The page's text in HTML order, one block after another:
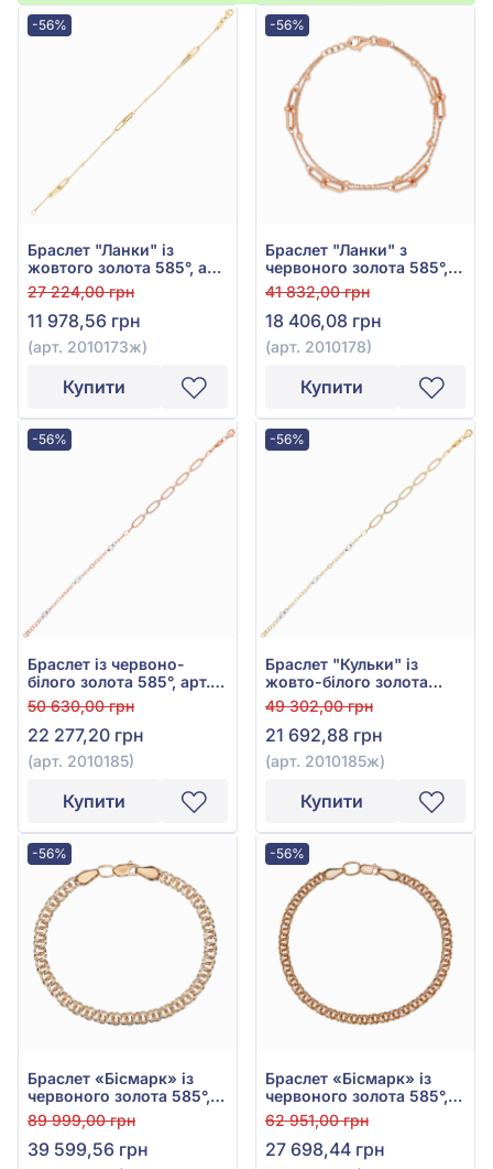
-56%
Браслет "Ланки" із
жовтого золота 585°, арт.
2010173ж
27 224,00 грн
11 978,56 грн
(арт. 2010173ж)
Купити
-56%
Браслет "Ланки" з
червоного золота 585°,
арт. 2010178
41 832,00 грн
18 406,08 грн
(арт. 2010178)
Купити
-56%
Браслет із червоно-
білого золота 585°, арт.
2010185
50 630,00 грн
22 277,20 грн
(арт. 2010185)
Купити
-56%
Браслет "Кульки" із
жовто-білого золота
585°, арт. 2010185ж
49 302,00 грн
21 692,88 грн
(арт. 2010185ж)
Купити
-56%
Браслет «Бісмарк» із
червоного золота 585°,
арт. Б013-4
89 999,00 грн
39 599,56 грн
-56%
Браслет «Бісмарк» із
червоного золота 585°,
арт. Б013-3
62 951,00 грн
27 698,44 грн